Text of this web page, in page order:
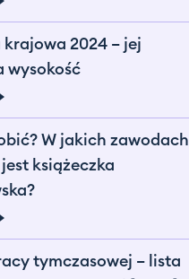
2024 – jej
wysokość
W jakich zawodach
książeczka
tymczasowej – lista